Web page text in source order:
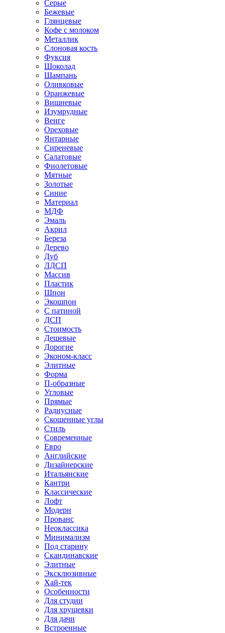
Серые
Бежевые
Глянцевые
Кофе с молоком
Металлик
Слоновая кость
Фуксия
Шоколад
Шампань
Оливковые
Оранжевые
Вишневые
Изумрудные
Венге
Ореховые
Янтарные
Сиреневые
Салатовые
Фиолетовые
Мятные
Золотые
Синие
Материал
МДФ
Эмаль
Акрил
Береза
Дерево
Дуб
ЛДСП
Массив
Пластик
Шпон
Экошпон
С патиной
ДСП
Стоимость
Дешевые
Дорогие
Эконом-класс
Элитные
Форма
П-образные
Угловые
Прямые
Радиусные
Скошенные углы
Стиль
Современные
Евро
Английские
Дизайнерские
Итальянские
Кантри
Классические
Лофт
Модерн
Прованс
Неоклассика
Минимализм
Под старину
Скандинавские
Элитные
Эксклюзивные
Хай-тек
Особенности
Для студии
Для хрущевки
Для дачи
Встроенные